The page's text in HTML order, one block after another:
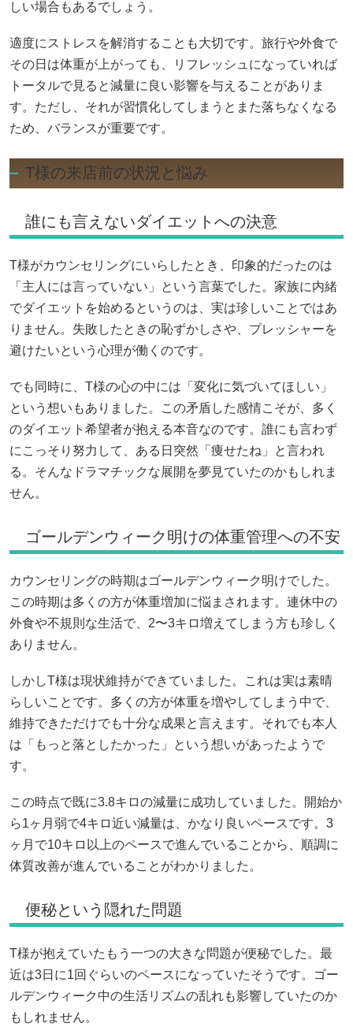
しい場合もあるでしょう。
適度にストレスを解消することも大切です。旅行や外食で
その日は体重が上がっても、リフレッシュになっていれば
トータルで見ると減量に良い影響を与えることがありま
す。ただし、それが習慣化してしまうとまた落ちなくなる
ため、バランスが重要です。
T様の来店前の状況と悩み
誰にも言えないダイエットへの決意
T様がカウンセリングにいらしたとき、印象的だったのは
「主人には言っていない」という言葉でした。家族に内緒
でダイエットを始めるというのは、実は珍しいことではあ
りません。失敗したときの恥ずかしさや、プレッシャーを
避けたいという心理が働くのです。
でも同時に、T様の心の中には「変化に気づいてほしい」
という想いもありました。この矛盾した感情こそが、多く
のダイエット希望者が抱える本音なのです。誰にも言わず
にこっそり努力して、ある日突然「痩せたね」と言われ
る。そんなドラマチックな展開を夢見ていたのかもしれま
せん。
ゴールデンウィーク明けの体重管理への不安
カウンセリングの時期はゴールデンウィーク明けでした。
この時期は多くの方が体重増加に悩まされます。連休中の
外食や不規則な生活で、2〜3キロ増えてしまう方も珍しく
ありません。
しかしT様は現状維持ができていました。これは実は素晴
らしいことです。多くの方が体重を増やしてしまう中で、
維持できただけでも十分な成果と言えます。それでも本人
は「もっと落としたかった」という想いがあったようで
す。
この時点で既に3.8キロの減量に成功していました。開始か
ら1ヶ月弱で4キロ近い減量は、かなり良いペースです。3
ヶ月で10キロ以上のペースで進んでいることから、順調に
体質改善が進んでいることがわかりました。
便秘という隠れた問題
T様が抱えていたもう一つの大きな問題が便秘でした。最
近は3日に1回ぐらいのペースになっていたそうです。ゴー
ルデンウィーク中の生活リズムの乱れも影響していたのか
もしれません。